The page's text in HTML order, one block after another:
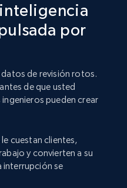
por
datos de revisión rotos.
de que usted
pueden crear
cuestan clientes,
y convierten a su
interrupción se